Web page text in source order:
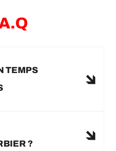
TEMPS
?